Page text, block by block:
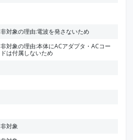
非対象の理由:電波を発さないため
非対象の理由:本体にACアダプタ・ACコー
ドは付属しないため
非対象